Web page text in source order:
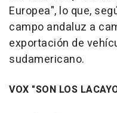
Europea", lo que,
campo andaluz a
exportación de
sudamericano.
VOX "SON LOS